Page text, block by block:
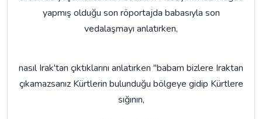
yapmış olduğu son röportajda babasıyla son
vedalaşmayı anlatırken,
nasıl Irak'tan çıktıklarını anlatırken "babam bizlere Iraktan
çıkamazsanız Kürtlerin bulunduğu bölgeye gidip Kürtlere
sığının,